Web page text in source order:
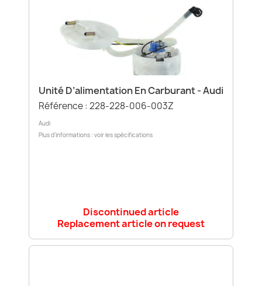
Unité D’alimentation En Carburant - Audi
Référence : 228-228-006-003Z
Audi
Plus d’informations : voir les spécifications
Discontinued article
Replacement article on request